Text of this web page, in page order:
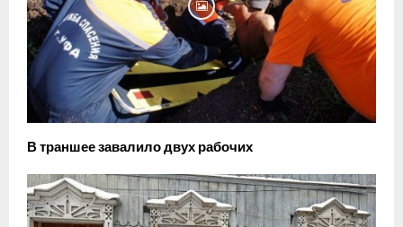
В траншее завалило двух рабочих